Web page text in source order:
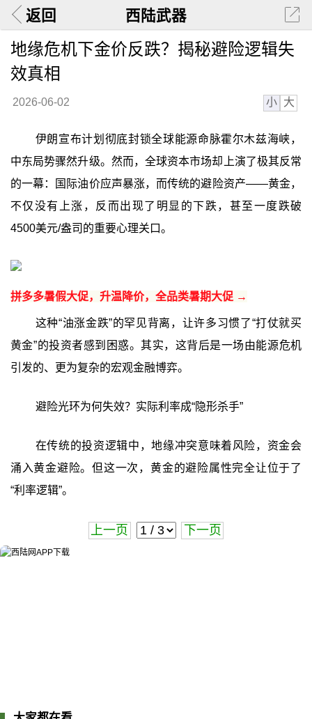
返回 西陆武器
地缘危机下金价反跌？揭秘避险逻辑失
效真相
2026-06-02 小 大
伊朗宣布计划彻底封锁全球能源命脉霍尔木兹海峡，
中东局势骤然升级。然而，全球资本市场却上演了极其反常
的一幕：国际油价应声暴涨，而传统的避险资产——黄金，
不仅没有上涨，反而出现了明显的下跌，甚至一度跌破
4500美元/盎司的重要心理关口。
拼多多暑假大促，升温降价，全品类暑期大促 →
这种“油涨金跌”的罕见背离，让许多习惯了“打仗就买
黄金”的投资者感到困惑。其实，这背后是一场由能源危机
引发的、更为复杂的宏观金融博弈。
避险光环为何失效？实际利率成“隐形杀手”
在传统的投资逻辑中，地缘冲突意味着风险，资金会
涌入黄金避险。但这一次，黄金的避险属性完全让位于了
“利率逻辑”。
上一页 下一页